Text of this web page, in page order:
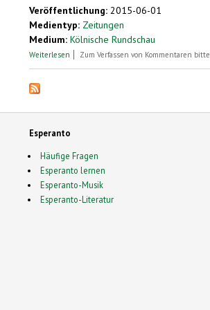
Veröffentlichung: 2015-06-01
Medientyp: Zeitungen
Medium: Kölnische Rundschau
Weiterlesen über Singend um den Ententeich
Zum Verfassen von Kommentaren bitte
Esperanto
Häufige Fragen
Esperanto lernen
Esperanto-Musik
Esperanto-Literatur